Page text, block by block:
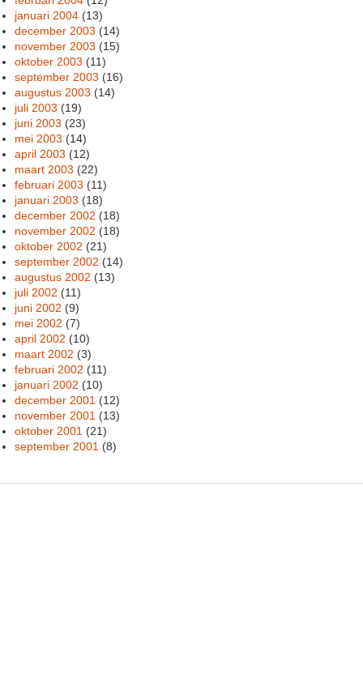
januari 2004 (13)
december 2003 (14)
november 2003 (15)
oktober 2003 (11)
september 2003 (16)
augustus 2003 (14)
juli 2003 (19)
juni 2003 (23)
mei 2003 (14)
april 2003 (12)
maart 2003 (22)
februari 2003 (11)
januari 2003 (18)
december 2002 (18)
november 2002 (18)
oktober 2002 (21)
september 2002 (14)
augustus 2002 (13)
juli 2002 (11)
juni 2002 (9)
mei 2002 (7)
april 2002 (10)
maart 2002 (3)
februari 2002 (11)
januari 2002 (10)
december 2001 (12)
november 2001 (13)
oktober 2001 (21)
september 2001 (8)